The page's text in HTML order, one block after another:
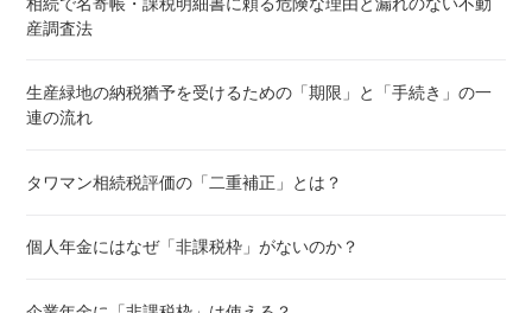
産調査法
生産緑地の納税猶予を受けるための「期限」と「手続き」の一
連の流れ
タワマン相続税評価の「二重補正」とは？
個人年金にはなぜ「非課税枠」がないのか？